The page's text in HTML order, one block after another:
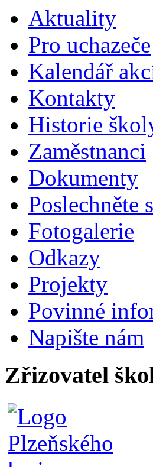
Aktuality
Pro uchazeče
Kalendář
Kontakty
Historie
Zaměstnanci
Dokumenty
Poslechněte
Fotogalerie
Odkazy
Projekty
Povinné
Napište nám
Zřizovatel